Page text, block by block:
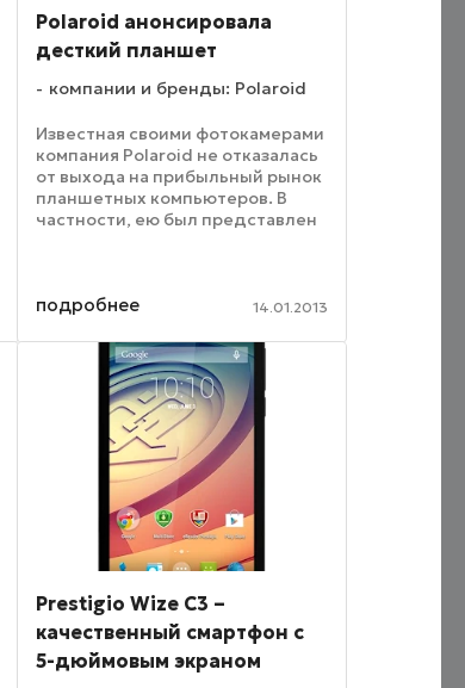
Polaroid анонсировала
десткий планшет
компании и бренды: Polaroid
Известная своими фотокамерами
компания Polaroid не отказалась
от выхода на прибыльный рынок
планшетных компьютеров. В
частности, ею был представлен
специально для детей. ...
подробнее 14.01.2013
Prestigio Wize C3 –
качественный смартфон с
5-дюймовым экраном